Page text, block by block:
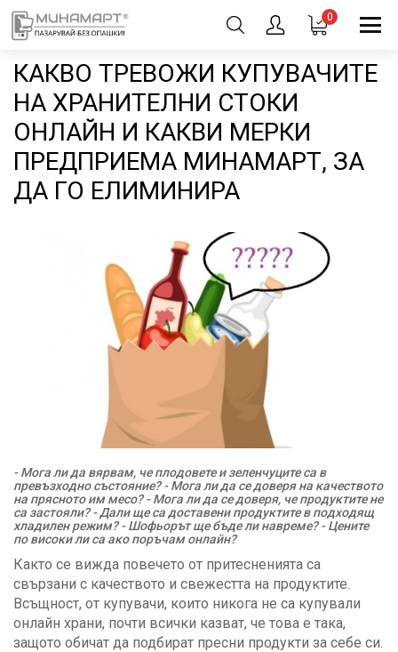
0
КАКВО ТРЕВОЖИ КУПУВАЧИТЕ
НА ХРАНИТЕЛНИ СТОКИ
ОНЛАЙН И КАКВИ МЕРКИ
ПРЕДПРИЕМА МИНАМАРТ, ЗА
ДА ГО ЕЛИМИНИРА
- Мога ли да вярвам, че плодовете и зеленчуците са в
превъзходно състояние? - Мога ли да се доверя на качеството
на прясното им месо? - Мога ли да се доверя, че продуктите не
са застояли? - Дали ще са доставени продуктите в подходящ
хладилен режим? - Шофьорът ще бъде ли навреме? - Цените
по високи ли са ако поръчам онлайн?
Както се вижда повечето от притесненията са
свързани с качеството и свежестта на продуктите.
Всъщност, от купувачи, които никога не са купували
онлайн храни, почти всички казват, че това е така,
защото обичат да подбират пресни продукти за себе си.